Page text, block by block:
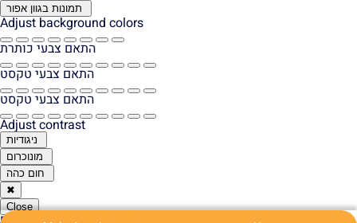
תמונות בגוון אפור
Adjust background colors
התאם צבעי כותרת
התאם צבעי טקסט
התאם צבעי טקסט
Adjust contrast
ניגודיות
מונוכרום
חום כהה
✖
Close